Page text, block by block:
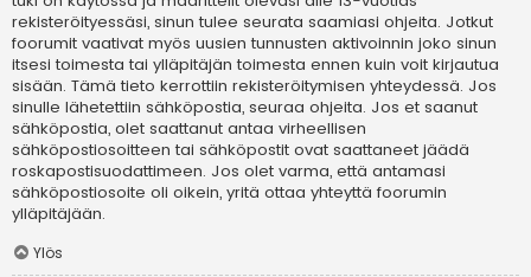
rekisteröityessäsi, sinun tulee seurata saamiasi ohjeita. Jotkut
foorumit vaativat myös uusien tunnusten aktivoinnin joko sinun
itsesi toimesta tai ylläpitäjän toimesta ennen kuin voit kirjautua
sisään. Tämä tieto kerrottiin rekisteröitymisen yhteydessä. Jos
sinulle lähetettiin sähköpostia, seuraa ohjeita. Jos et saanut
sähköpostia, olet saattanut antaa virheellisen
sähköpostiosoitteen tai sähköpostit ovat saattaneet jäädä
roskapostisuodattimeen. Jos olet varma, että antamasi
sähköpostiosoite oli oikein, yritä ottaa yhteyttä foorumin
ylläpitäjään.
Ylös